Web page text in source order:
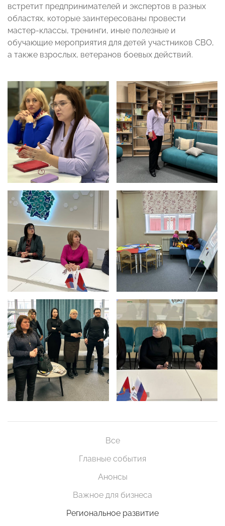
встретит предпринимателей и экспертов в разных
областях, которые заинтересованы провести
мастер-классы, тренинги, иные полезные и
обучающие мероприятия для детей участников СВО,
а также взрослых, ветеранов боевых действий.
Все
Главные события
Анонсы
Важное для бизнеса
Региональное развитие